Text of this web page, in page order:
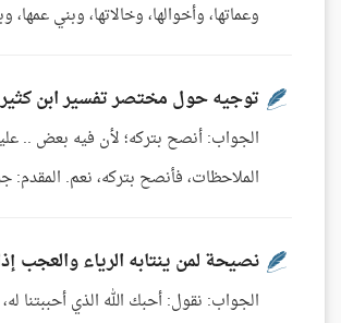
وعماتها، وأخوالها، وخالاتها، وبني عمها،
توجيه حول مختصر تفسير ابن
الجواب: أنصح بتركه؛ لأن فيه بعض ..
الملاحظات، فأنصح بتركه، نعم. المقدم:
نصيحة لمن ينتابه الرياء والعجب
الجواب: نقول: أحبك الله الذي أحببتنا